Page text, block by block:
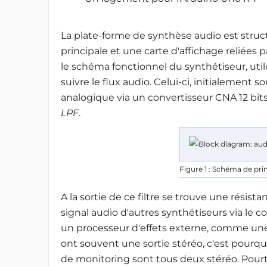
La plate-forme de synthèse audio est
principale et une carte d'affichage reliées
le schéma fonctionnel du synthétiseur,
suivre le flux audio. Celui-ci, initialement
analogique via un convertisseur CNA 12
LPF.
Figure 1 : Schéma de
A la sortie de ce filtre se trouve une
signal audio d'autres synthétiseurs via le
un processeur d'effets externe, comme
ont souvent une sortie stéréo, c'est
de monitoring sont tous deux stéréo.